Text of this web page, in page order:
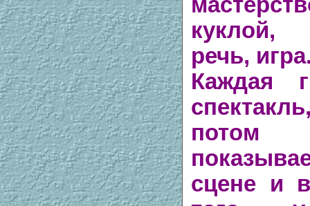
куклой,
речь,
Каждая
потом
сцене и